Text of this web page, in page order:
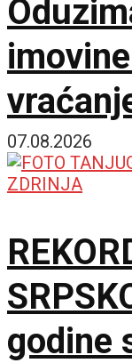
Ukrajini
07.08.2026
godine